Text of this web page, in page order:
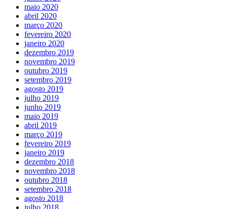
maio 2020
abril 2020
março 2020
fevereiro 2020
janeiro 2020
dezembro 2019
novembro 2019
outubro 2019
setembro 2019
agosto 2019
julho 2019
junho 2019
maio 2019
abril 2019
março 2019
fevereiro 2019
janeiro 2019
dezembro 2018
novembro 2018
outubro 2018
setembro 2018
agosto 2018
julho 2018